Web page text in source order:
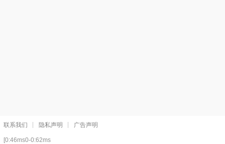
联系我们 隐私声明 广告声明
[0:46ms0-0:62ms